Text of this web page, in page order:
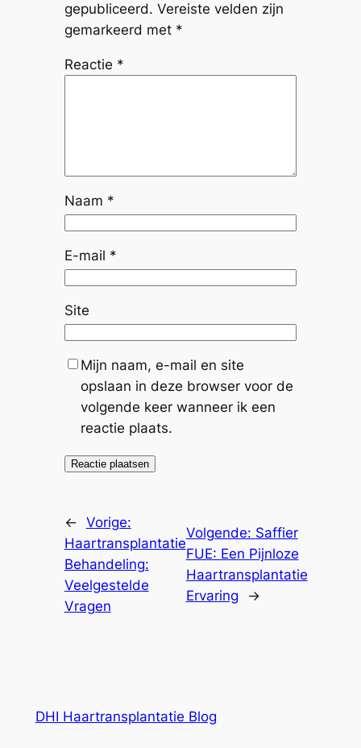
gepubliceerd. Vereiste velden zijn
gemarkeerd met *
Reactie *
Naam *
E-mail *
Site
Mijn naam, e-mail en site
opslaan in deze browser voor de
volgende keer wanneer ik een
reactie plaats.
← Vorige:
Haartransplantatie
Behandeling:
Veelgestelde
Vragen
Volgende: Saffier
FUE: Een Pijnloze
Haartransplantatie
Ervaring
→
DHI Haartransplantatie Blog